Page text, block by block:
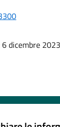
6 dicembre